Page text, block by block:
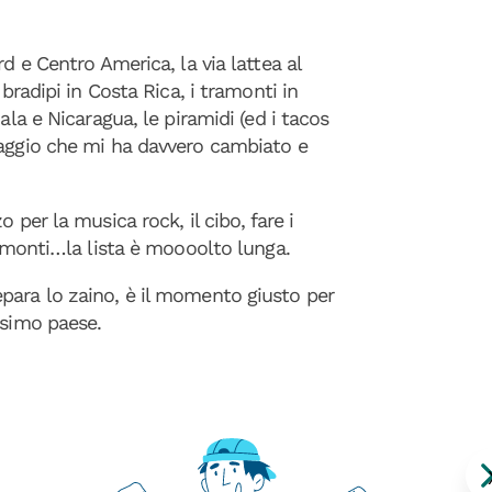
e Centro America, la via lattea al
in Costa Rica, i tramonti in
e Nicaragua, le piramidi (ed i tacos
che mi ha davvero cambiato e
per la musica rock, il cibo, fare i
lista è moooolto lunga.
lo zaino, è il momento giusto per
paese.